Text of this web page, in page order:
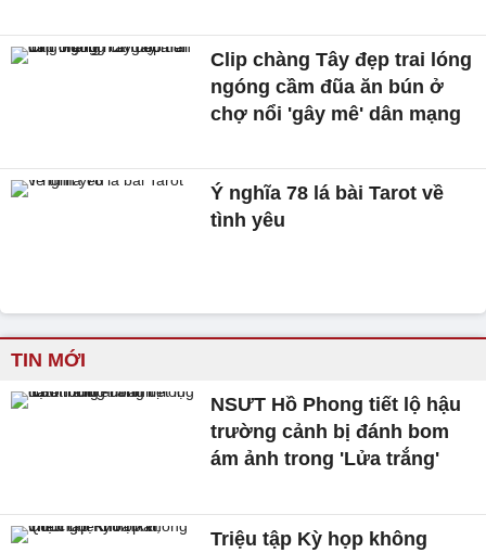
Clip chàng Tây đẹp trai lóng
ngóng cầm đũa ăn bún ở
chợ nổi 'gây mê' dân mạng
Ý nghĩa 78 lá bài Tarot về
tình yêu
TIN MỚI
NSƯT Hồ Phong tiết lộ hậu
trường cảnh bị đánh bom
ám ảnh trong 'Lửa trắng'
Triệu tập Kỳ họp không